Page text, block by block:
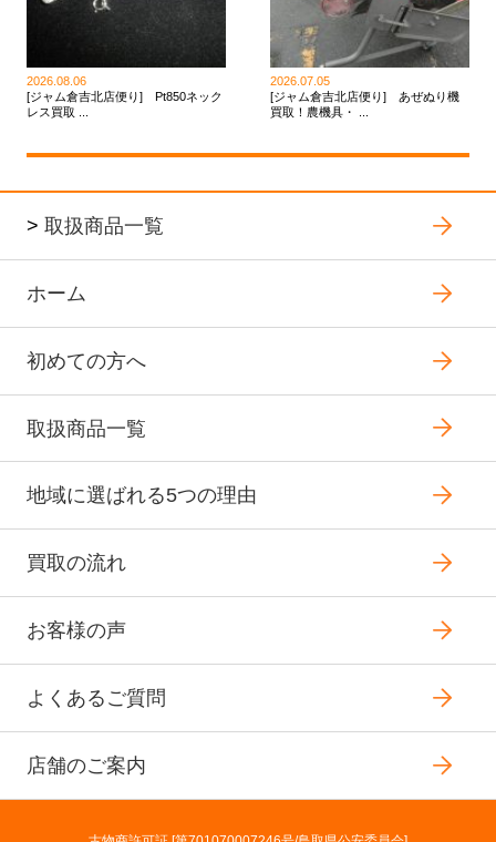
2026.08.06
[ジャム倉吉北店便り] Pt850ネック
レス買取 ...
2026.07.05
[ジャム倉吉北店便り] あぜぬり機
買取！農機具・ ...
> 取扱商品一覧
ホーム
初めての方へ
取扱商品一覧
地域に選ばれる5つの理由
買取の流れ
お客様の声
よくあるご質問
店舗のご案内